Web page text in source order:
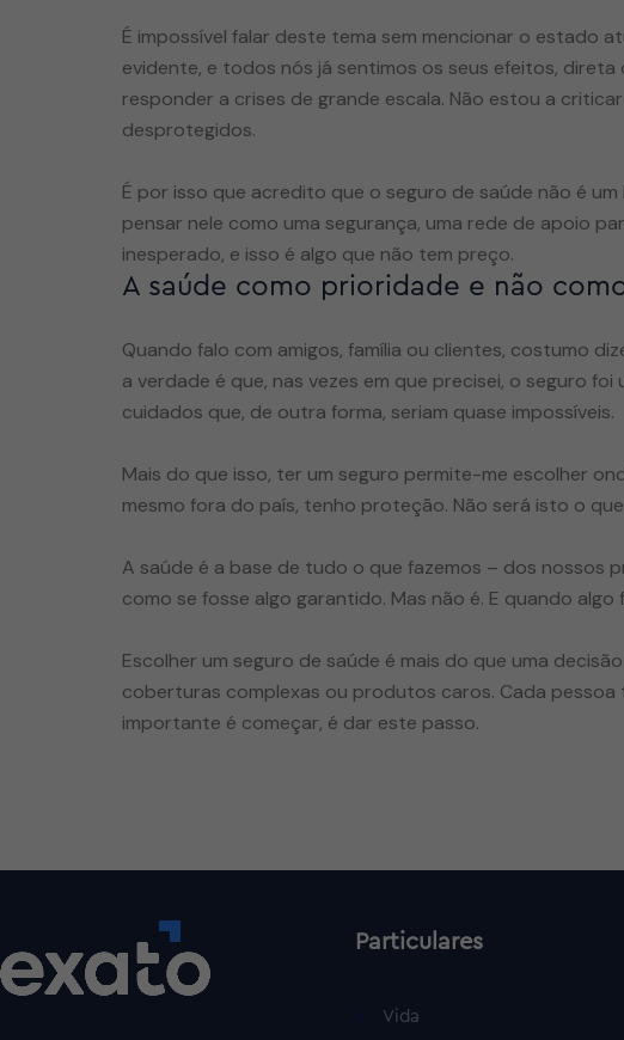
É impossível falar deste tema sem mencionar o estado
evidente, e todos nós já sentimos os seus efeitos,
responder a crises de grande escala. Não estou a
desprotegidos.
É por isso que acredito que o seguro de saúde não é
pensar nele como uma segurança, uma rede de apoio
A saúde como prioridade e não
Quando falo com amigos, família ou clientes, costumo
a verdade é que, nas vezes em que precisei, o seguro
cuidados que, de outra forma, seriam quase impossíveis.
Mais do que isso, ter um seguro permite-me escolher
mesmo fora do país, tenho proteção. Não será isto o
A saúde é a base de tudo o que fazemos – dos nossos
como se fosse algo garantido. Mas não é. E quando
Escolher um seguro de saúde é mais do que uma
coberturas complexas ou produtos caros. Cada
importante é começar, é dar este passo.
Particulares
Vida